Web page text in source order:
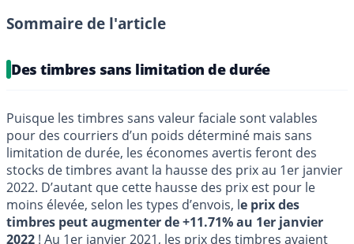
Sommaire de l'article
Des timbres sans limitation de durée
Puisque les timbres sans valeur faciale sont valables
pour des courriers d’un poids déterminé mais sans
limitation de durée, les économes avertis feront des
stocks de timbres avant la hausse des prix au 1er janvier
2022. D’autant que cette hausse des prix est pour le
moins élevée, selon les types d’envois, le prix des
timbres peut augmenter de +11.71% au 1er janvier
2022 ! Au 1er janvier 2021, les prix des timbres avaient